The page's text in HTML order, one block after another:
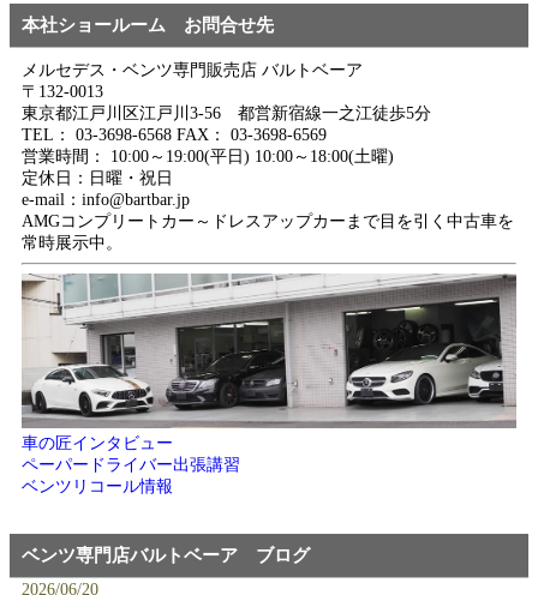
本社ショールーム お問合せ先
メルセデス・ベンツ専門販売店 バルトベーア
〒132-0013
東京都江戸川区江戸川3-56 都営新宿線一之江徒歩5分
TEL： 03-3698-6568 FAX： 03-3698-6569
営業時間： 10:00～19:00(平日) 10:00～18:00(土曜)
定休日：日曜・祝日
e-mail：info@bartbar.jp
AMGコンプリートカー～ドレスアップカーまで目を引く中古車を
常時展示中。
車の匠インタビュー
ペーパードライバー出張講習
ベンツリコール情報
ベンツ専門店バルトベーア ブログ
2026/06/20